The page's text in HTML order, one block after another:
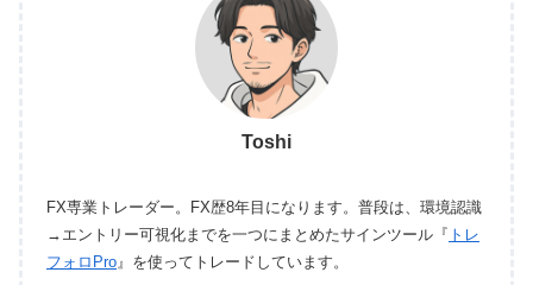
Toshi
FX専業トレーダー。FX歴8年目になります。普段は、環境認識
→エントリー可視化までを一つにまとめたサインツール『 トレ
フォロPro 』を使ってトレードしています。